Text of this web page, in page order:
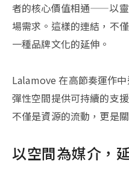
者的核心價值相通——以
場需求。這樣的連結，不
一種品牌文化的延伸。
Lalamove 在高節奏運作
彈性空間提供可持續的支
不僅是資源的流動，更是
以空間為媒介，